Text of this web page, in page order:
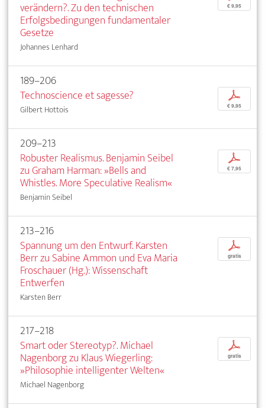
verändern?. Zu den technischen
Erfolgsbedingungen fundamentaler
Gesetze
Johannes Lenhard
€ 9,95
189–206
Technoscience et sagesse?
Gilbert Hottois
p
€ 9,95
209–213
Robuster Realismus. Benjamin Seibel
zu Graham Harman: »Bells and
Whistles. More Speculative Realism«
Benjamin Seibel
p
€ 7,95
213–216
Spannung um den Entwurf. Karsten
Berr zu Sabine Ammon und Eva Maria
Froschauer (Hg.): Wissenschaft
Entwerfen
Karsten Berr
p
gratis
217–218
Smart oder Stereotyp?. Michael
Nagenborg zu Klaus Wiegerling:
»Philosophie intelligenter Welten«
Michael Nagenborg
p
gratis